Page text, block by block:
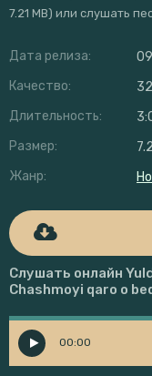
7.21 MB) или слушать
Дата релиза:
Качество:
Длительность:
Размер:
Жанр:
Слушать онлайн
Chashmoyi qaro o
00:00